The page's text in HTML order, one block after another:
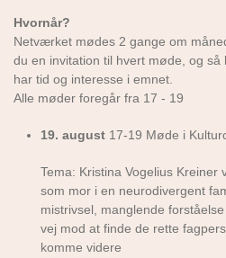
Hvornår?
Netværket mødes 2 gange om
du en invitation til hvert møde, og så
har tid og interesse i emnet.
Alle møder foregår fra 17 - 19
19. august 17-19 Møde i
Tema: Kristina Vogelius Kreiner
som mor i en neurodivergent
mistrivsel, manglende
vej mod at finde de rette
komme videre